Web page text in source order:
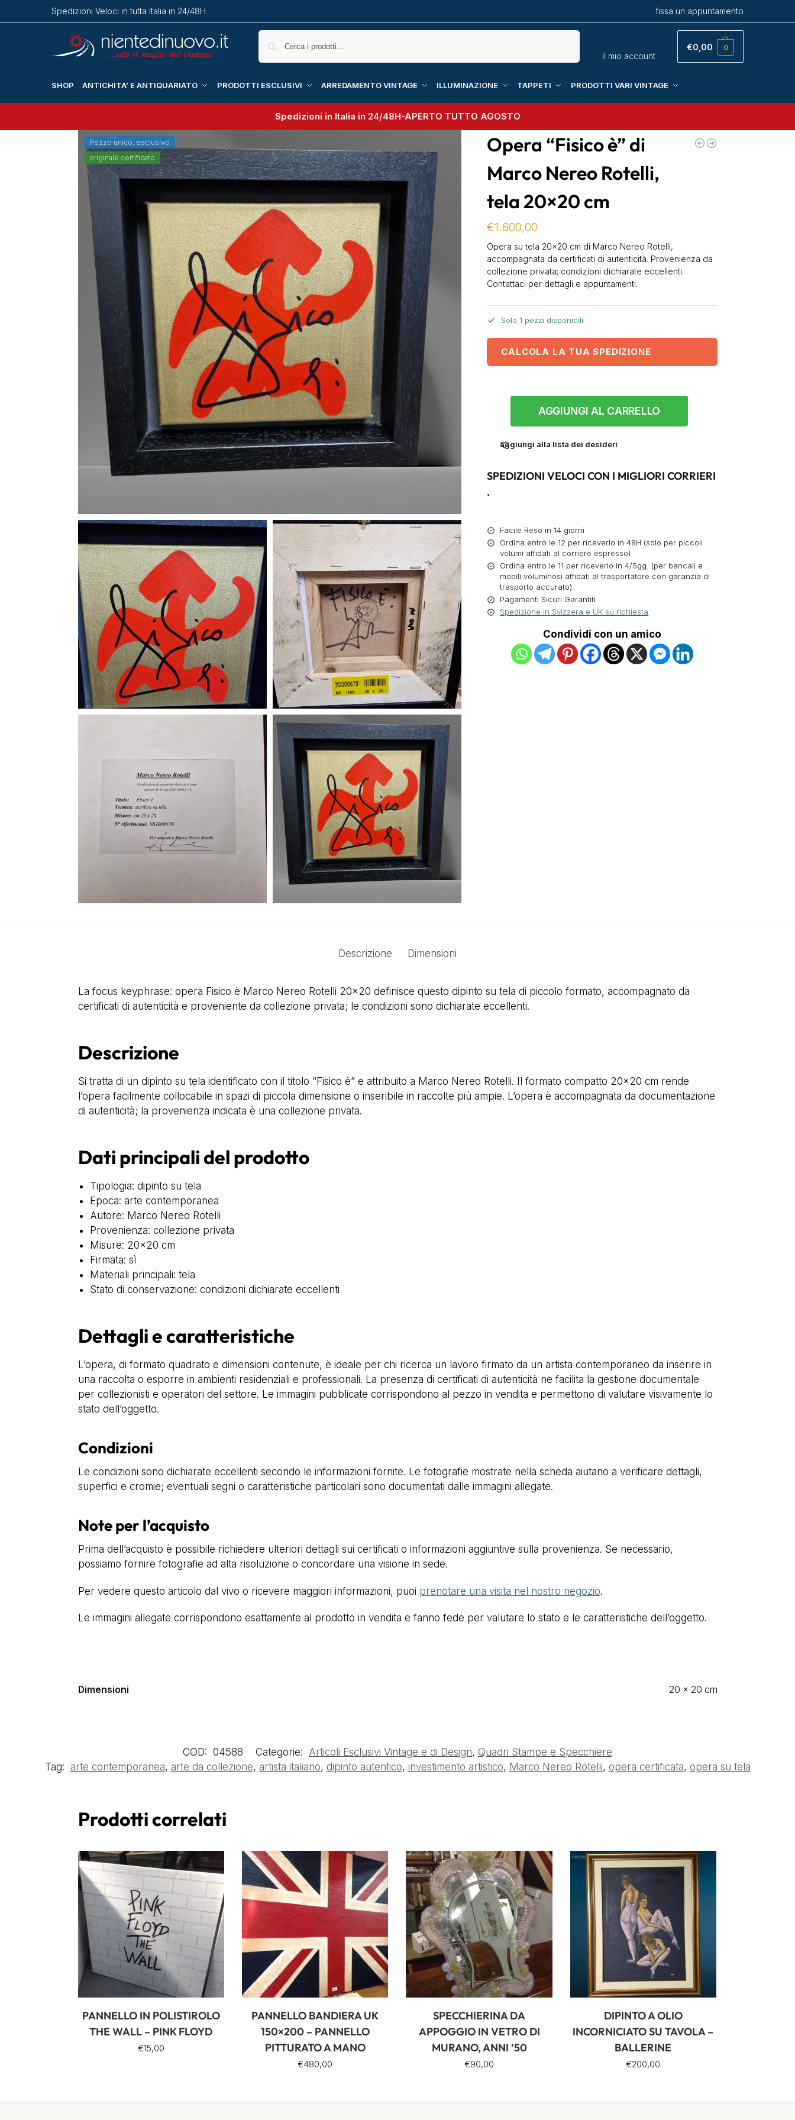
Spedizioni Veloci in tutta Italia in 24/48H fissa un appuntamento
il mio account
€0,00 0
SHOP ANTICHITA’ E ANTIQUARIATO PRODOTTI ESCLUSIVI ARREDAMENTO VINTAGE ILLUMINAZIONE TAPPETI PRODOTTI VARI VINTAGE
Spedizioni in Italia in 24/48H-APERTO TUTTO AGOSTO
Pezzo unico, esclusivo
originale certificato
Opera “Fisico è” di
Marco Nereo Rotelli,
tela 20×20 cm
€1.600,00
Opera su tela 20×20 cm di Marco Nereo Rotelli,
accompagnata da certificati di autenticità. Provenienza da
collezione privata; condizioni dichiarate eccellenti.
Contattaci per dettagli e appuntamenti.
Solo 1 pezzi disponibili
CALCOLA LA TUA SPEDIZIONE
AGGIUNGI AL CARRELLO
aggiungi alla lista dei desideri
SPEDIZIONI VELOCI CON I MIGLIORI CORRIERI
.
Facile Reso in 14 giorni
Ordina entro le 12 per riceverlo in 48H (solo per piccoli
volumi affidati al corriere espresso)
Ordina entro le 11 per riceverlo in 4/5gg. (per bancali e
mobili voluminosi affidati al trasportatore con garanzia di
trasporto accurato).
Pagamenti Sicuri Garantiti
Spedizione in Svizzera e UK su richiesta
Condividi con un amico
Descrizione Dimensioni
La focus keyphrase: opera Fisico è Marco Nereo Rotelli 20×20 definisce questo dipinto su tela di piccolo formato, accompagnato da
certificati di autenticità e proveniente da collezione privata; le condizioni sono dichiarate eccellenti.
Descrizione
Si tratta di un dipinto su tela identificato con il titolo “Fisico è” e attribuito a Marco Nereo Rotelli. Il formato compatto 20×20 cm rende
l’opera facilmente collocabile in spazi di piccola dimensione o inseribile in raccolte più ampie. L’opera è accompagnata da documentazione
di autenticità; la provenienza indicata è una collezione privata.
Dati principali del prodotto
Tipologia: dipinto su tela
Epoca: arte contemporanea
Autore: Marco Nereo Rotelli
Provenienza: collezione privata
Misure: 20×20 cm
Firmata: sì
Materiali principali: tela
Stato di conservazione: condizioni dichiarate eccellenti
Dettagli e caratteristiche
L’opera, di formato quadrato e dimensioni contenute, è ideale per chi ricerca un lavoro firmato da un artista contemporaneo da inserire in
una raccolta o esporre in ambienti residenziali e professionali. La presenza di certificati di autenticità ne facilita la gestione documentale
per collezionisti e operatori del settore. Le immagini pubblicate corrispondono al pezzo in vendita e permettono di valutare visivamente lo
stato dell’oggetto.
Condizioni
Le condizioni sono dichiarate eccellenti secondo le informazioni fornite. Le fotografie mostrate nella scheda aiutano a verificare dettagli,
superfici e cromie; eventuali segni o caratteristiche particolari sono documentati dalle immagini allegate.
Note per l’acquisto
Prima dell’acquisto è possibile richiedere ulteriori dettagli sui certificati o informazioni aggiuntive sulla provenienza. Se necessario,
possiamo fornire fotografie ad alta risoluzione o concordare una visione in sede.
Per vedere questo articolo dal vivo o ricevere maggiori informazioni, puoi prenotare una visita nel nostro negozio.
Le immagini allegate corrispondono esattamente al prodotto in vendita e fanno fede per valutare lo stato e le caratteristiche dell’oggetto.
Dimensioni 20 × 20 cm
COD: 04588 Categorie: Articoli Esclusivi Vintage e di Design, Quadri Stampe e Specchiere
Tag: arte contemporanea, arte da collezione, artista italiano, dipinto autentico, investimento artistico, Marco Nereo Rotelli, opera certificata, opera su tela
Prodotti correlati
PANNELLO IN POLISTIROLO
THE WALL – PINK FLOYD
€15,00
PANNELLO BANDIERA UK
150×200 – PANNELLO
PITTURATO A MANO
€480,00
SPECCHIERINA DA
APPOGGIO IN VETRO DI
MURANO, ANNI ’50
€90,00
DIPINTO A OLIO
INCORNICIATO SU TAVOLA –
BALLERINE
€200,00